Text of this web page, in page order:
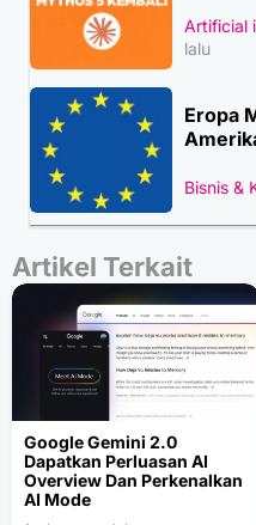
Artificial
lalu
Eropa
Bisnis &
Artikel Terkait
Google Gemini 2.0
Dapatkan Perluasan AI
Overview Dan Perkenalkan
AI Mode